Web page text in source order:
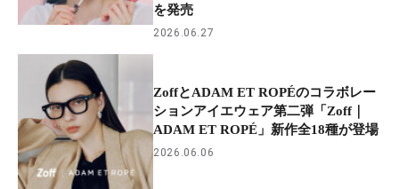
を発売
2026.06.27
ZoffとADAM ET ROPÉのコラボレー
ションアイエウェア第二弾「Zoff｜
ADAM ET ROPÉ」新作全18種が登場
2026.06.06